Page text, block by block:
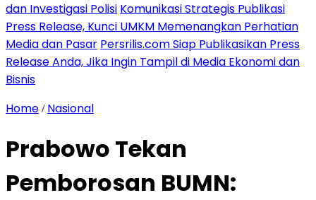
dan Investigasi Polisi Komunikasi Strategis Publikasi
Press Release, Kunci UMKM Memenangkan Perhatian
Media dan Pasar Persrilis.com Siap Publikasikan Press
Release Anda, Jika Ingin Tampil di Media Ekonomi dan
Bisnis
Home / Nasional
Prabowo Tekan
Pemborosan BUMN: